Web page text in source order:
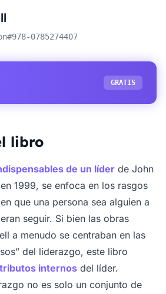
#978-0785274407
GRATIS
libro
de un líder de John
1999, se enfoca en los rasgos
que una persona sea alguien a
seguir. Si bien las obras
a menudo se centraban en las
del liderazgo, este libro
internos del líder.
no es solo un conjunto de